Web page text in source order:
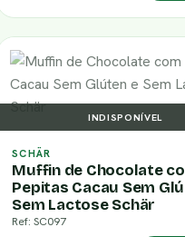
INDISPONÍVEL
SCHÄR
Muffin de Chocolate
Pepitas Cacau Sem
Sem Lactose Schär
Ref: SC097